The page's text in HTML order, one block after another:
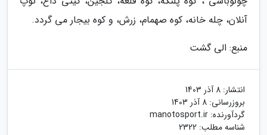
آنلان، چله خانه، کوه صهمام، زرش، و کوه بیجار می گردد.
منبع: الی گشت
انتشار: 8 آذر 1403
بروزرسانی: 8 آذر 1403
گردآورنده: manotosport.ir
شناسه مطلب: 2322